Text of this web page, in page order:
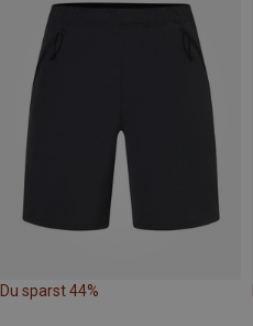
Du sparst 44%